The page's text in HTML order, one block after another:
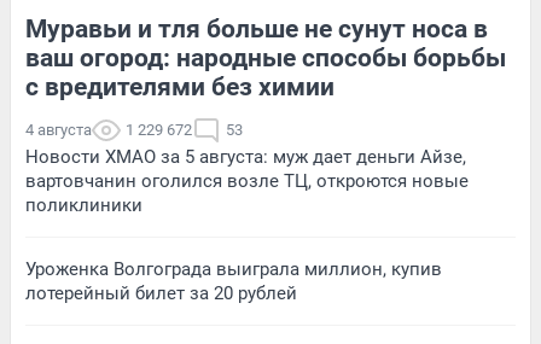
Муравьи и тля больше не сунут носа в
ваш огород: народные способы борьбы
с вредителями без химии
4 августа 1 229 672 53
Новости ХМАО за 5 августа: муж дает деньги Айзе,
вартовчанин оголился возле ТЦ, откроются новые
поликлиники
Уроженка Волгограда выиграла миллион, купив
лотерейный билет за 20 рублей